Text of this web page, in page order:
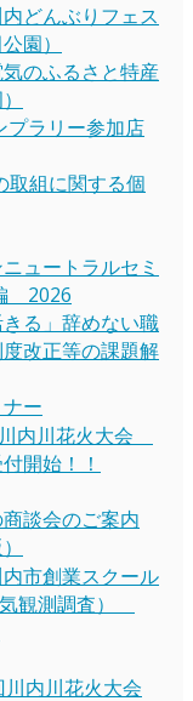
内どんぶりフェス
園）
気のふるさと特産
プラリー参加店
取組に関する個
ュートラルセミ
2026
る」辞めない職
改正等の課題解
ー
内川花火大会
開始！！
商談会のご案内
市創業スクール
観測調査）
川内川花火大会